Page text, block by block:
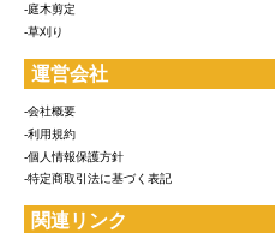
-庭木剪定
-草刈り
運営会社
-会社概要
-利用規約
-個人情報保護方針
-特定商取引法に基づく表記
関連リンク